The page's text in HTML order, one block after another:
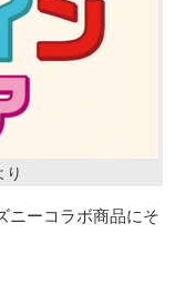
り
ニーコラボ商品にそ